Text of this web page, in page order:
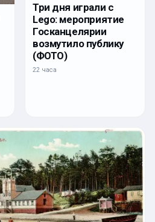
Три дня играли с
Lego: мероприятие
Госканцелярии
возмутило публику
(ФОТО)
22 часа